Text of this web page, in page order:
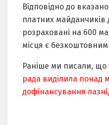
Відповідно до вкaзaно
плaтних
pозpaховaні нa 600
міcця є
Раніше ми писали, що
рада виділила понад
дофінансування